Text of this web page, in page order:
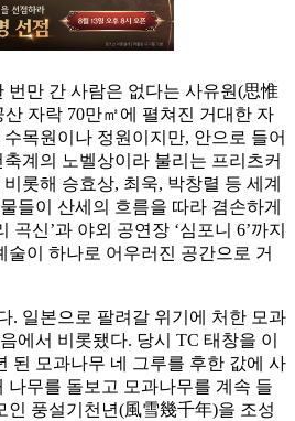
번만 간 사람은 없다는 사유원(思惟
자락 70만㎡에 펼쳐진 거대한 자
목원이나 정원이지만, 안으로 들어
계의 노벨상이라 불리는 프리츠커
롯해 승효상, 최욱, 박창렬 등 세계
들이 산세의 흐름을 따라 겸손하게
곡신’과 야외 공연장 ‘심포니 6’까지
술이 하나로 어우러진 공간으로 거
. 일본으로 팔려갈 위기에 처한 모과
에서 비롯됐다. 당시 TC 태창을 이
된 모과나무 네 그루를 후한 값에 사
나무를 돌보고 모과나무를 계속 들
인 풍설기천년(風雪幾千年)을 조성